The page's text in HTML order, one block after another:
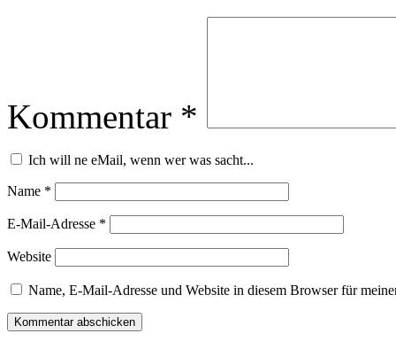
Kommentar *
Ich will ne eMail, wenn wer was sacht...
Name *
E-Mail-Adresse *
Website
Name, E-Mail-Adresse und Website in diesem Browser für